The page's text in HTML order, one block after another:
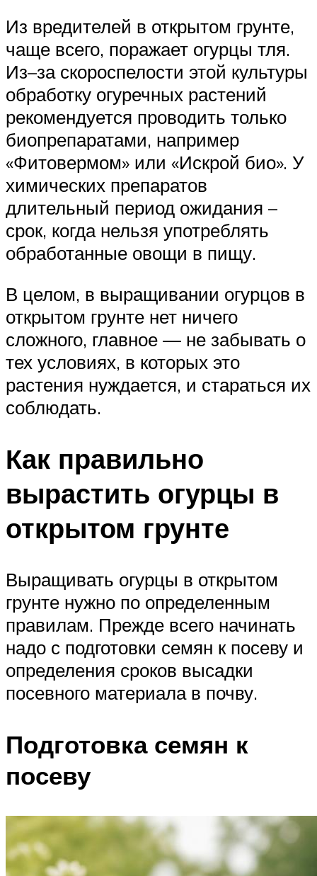
Из вредителей в открытом грунте,
чаще всего, поражает огурцы тля.
Из–за скороспелости этой культуры
обработку огуречных растений
рекомендуется проводить только
биопрепаратами, например
«Фитовермом» или «Искрой био». У
химических препаратов
длительный период ожидания –
срок, когда нельзя употреблять
обработанные овощи в пищу.
В целом, в выращивании огурцов в
открытом грунте нет ничего
сложного, главное — не забывать о
тех условиях, в которых это
растения нуждается, и стараться их
соблюдать.
Как правильно
вырастить огурцы в
открытом грунте
Выращивать огурцы в открытом
грунте нужно по определенным
правилам. Прежде всего начинать
надо с подготовки семян к посеву и
определения сроков высадки
посевного материала в почву.
Подготовка семян к
посеву